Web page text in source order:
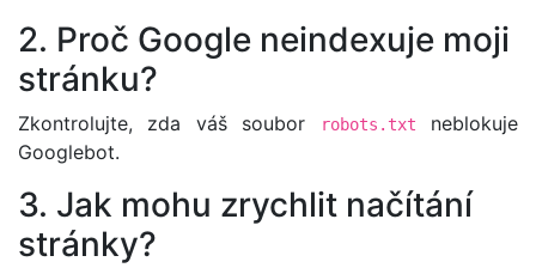
2. Proč Google neindexuje moji
stránku?
Zkontrolujte, zda váš soubor robots.txt
neblokuje
Googlebot.
3. Jak mohu zrychlit načítání
stránky?